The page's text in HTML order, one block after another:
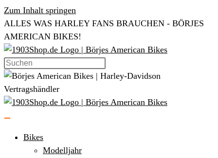
Zum Inhalt springen
ALLES WAS HARLEY FANS BRAUCHEN - BÖRJES
AMERICAN BIKES!
Bikes
Modelljahr